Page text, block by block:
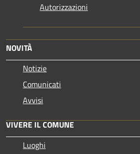
Autorizzazioni
NOVITÀ
Notizie
Comunicati
Avvisi
VIVERE IL COMUNE
Luoghi